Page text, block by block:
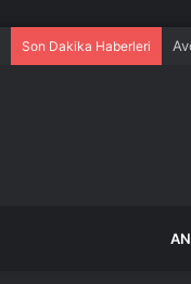
Son Dakika Haberleri